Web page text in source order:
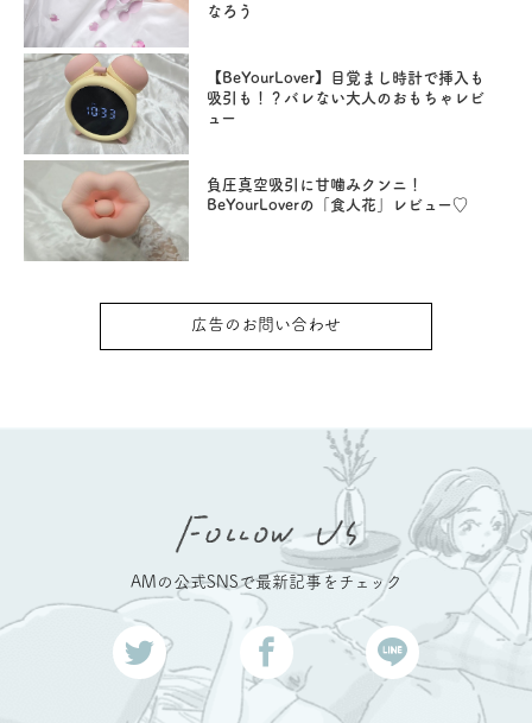
なろう
【BeYourLover】目覚まし時計で挿入も
吸引も！？バレない大人のおもちゃレビ
ュー
負圧真空吸引に甘噛みクンニ！
BeYourLoverの「食人花」レビュー♡
広告のお問い合わせ
AMの公式SNSで最新記事をチェック